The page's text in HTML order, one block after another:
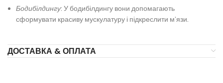
Бодибілдингу: У бодибілдингу вони допомагають
сформувати красиву мускулатуру і підкреслити м’язи.
ДОСТАВКА & ОПЛАТА